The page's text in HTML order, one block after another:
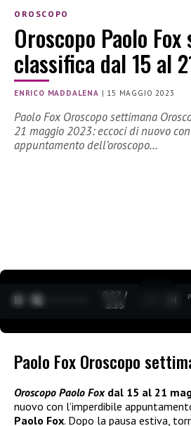
OROSCOPO
Oroscopo Paolo
classifica dal 15 al
ENRICO MADDALENA | 15 MAGGIO 2023
Paolo Fox Oroscopo settimana
21 maggio 2023: eccoci di nuovo
appuntamento dell’oroscopo…
0:27 /
3:35
Paolo Fox Oroscopo
Oroscopo Paolo Fox dal 15 al 21
nuovo con l’imperdibile
Paolo Fox. Dopo la pausa estiva,